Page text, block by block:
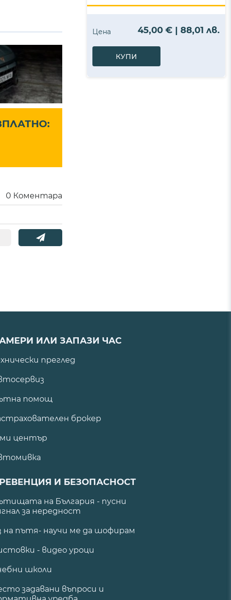
0 Коментара
Цена 45,00 € | 88,01 лв.
КУПИ
ИЛИ ЗАПАЗИ ЧАС
преглед
помощ
брокер
център
И БЕЗОПАСНОСТ
на България - пусни
за нередност
на пътя- научи ме да шофирам
- видео уроци
школи
задавани въпроси и